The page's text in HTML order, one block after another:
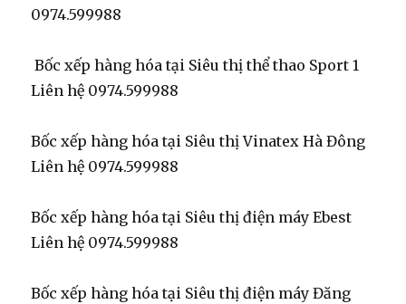
0974.599988
Bốc xếp hàng hóa tại Siêu thị thể thao Sport 1
Liên hệ 0974.599988
Bốc xếp hàng hóa tại Siêu thị Vinatex Hà Đông
Liên hệ 0974.599988
Bốc xếp hàng hóa tại Siêu thị điện máy Ebest
Liên hệ 0974.599988
Bốc xếp hàng hóa tại Siêu thị điện máy Đăng